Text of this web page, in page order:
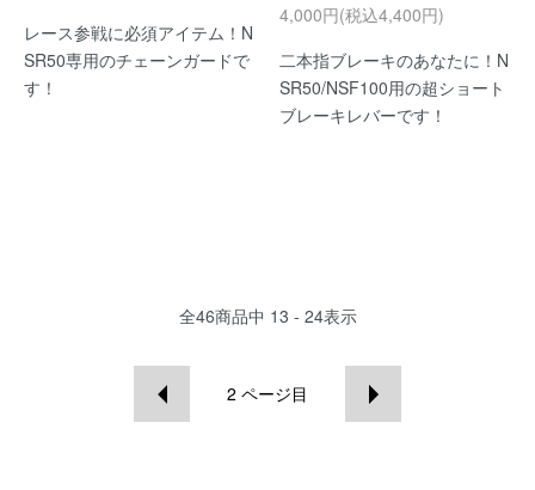
レース参戦に必須アイテム！N
SR50専用のチェーンガードで
す！
4,000円(税込4,400円)
二本指ブレーキのあなたに！N
SR50/NSF100用の超ショート
ブレーキレバーです！
全46商品中 13 - 24表示
2 ページ目